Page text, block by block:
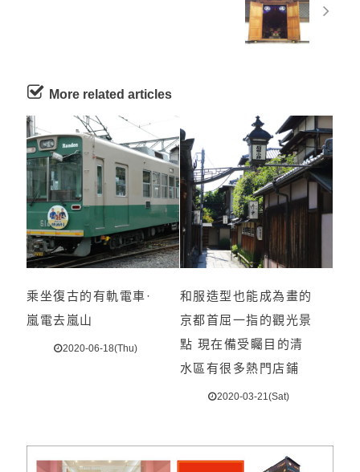
More related articles
乘坐復古的有軌電車·
嵐電去嵐山
2020-06-18(Thu)
和服造型也能成為畫的
京都首屈一指的觀光景
點 現在備受矚目的清
水區有很多熱門店鋪
2020-03-21(Sat)